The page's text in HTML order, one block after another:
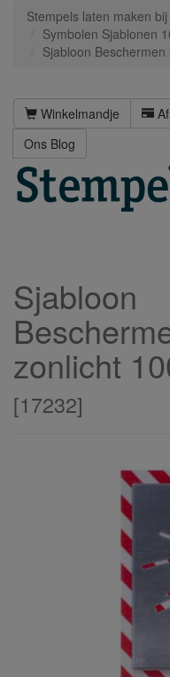
Stempels laten maken
Symbolen Sjablonen
Sjabloon
Winkelmandje
Ons Blog
Sjabloon
zonlicht
[17232]